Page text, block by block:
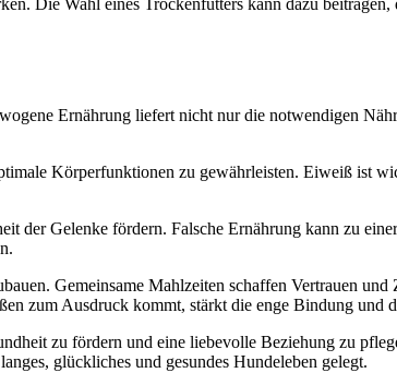
Ernährung liefert nicht nur die notwendigen
Körperfunktionen zu gewährleisten. Eiweiß ist
der Gelenke fördern. Falsche Ernährung kann zu
Gemeinsame Mahlzeiten schaffen Vertrauen
zum Ausdruck kommt, stärkt die enge Bindung und
zu fördern und eine liebevolle Beziehung zu
glückliches und gesundes Hundeleben gelegt.